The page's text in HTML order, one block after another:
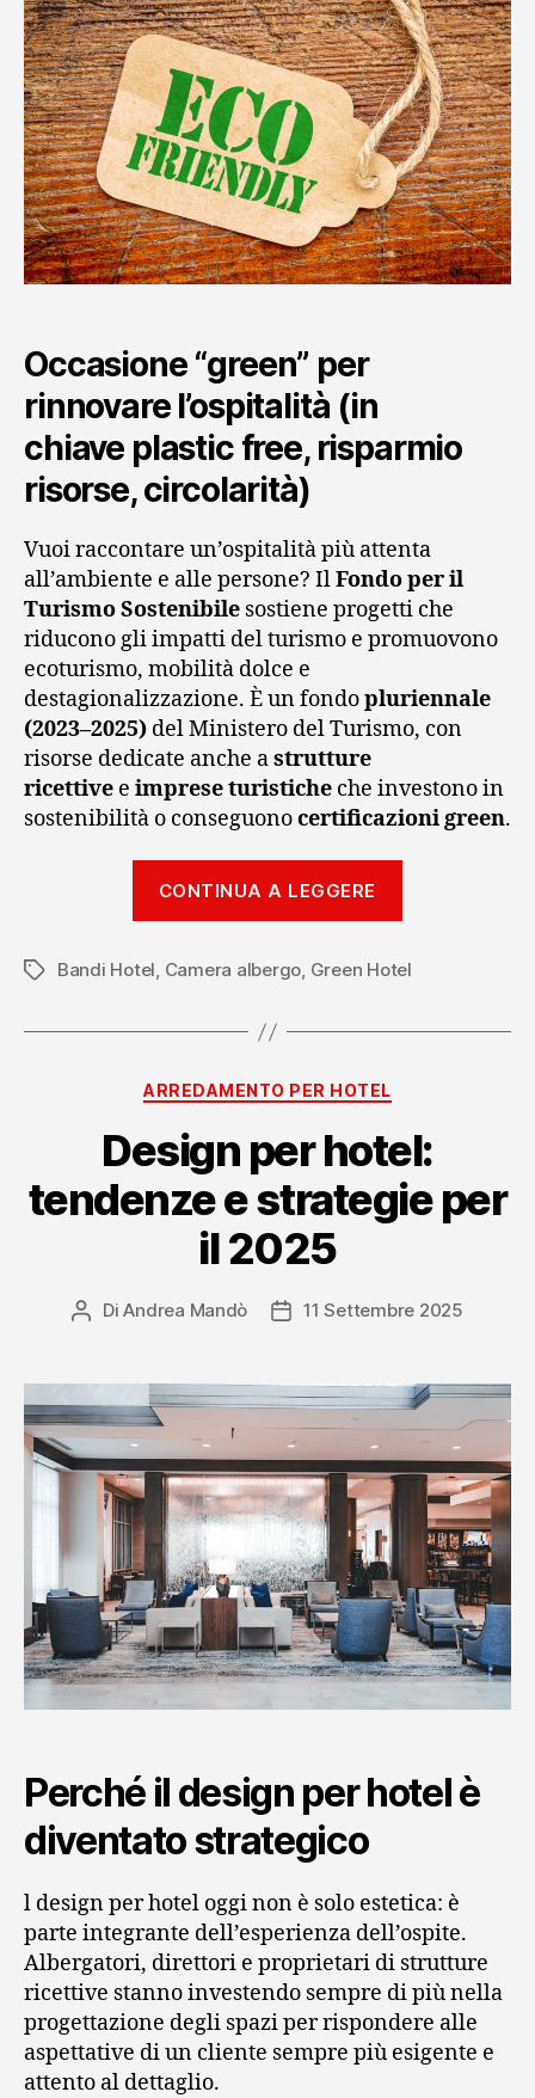
Occasione “green” per
rinnovare l’ospitalità (in
chiave plastic free, risparmio
risorse, circolarità)
Vuoi raccontare un’ospitalità più attenta
all’ambiente e alle persone? IlFondo per il
Turismo Sostenibile sostiene progetti che
riducono gli impatti del turismo e promuovono
ecoturismo, mobilità dolce e
destagionalizzazione. È un fondopluriennale
(2023–2025) del Ministero del Turismo, con
risorse dedicate anche astrutture
ricettive e imprese turistiche che investono in
sostenibilità o conseguonocertificazioni green.
CONTINUA A LEGGERE
rinnova
in
Tag Bandi Hotel, Camera albergo, Green Hotel
Categorie
ARREDAMENTO PER HOTEL
Design per hotel:
tendenze e strategie per
il 2025
Autore
DiAndrea Mandò
Data11 Settembre 2025
Perché il design per hotel è
diventato strategico
l design per hotel oggi non è solo estetica: è
parte integrante dell’esperienza dell’ospite.
Albergatori, direttori e proprietari di strutture
ricettive stanno investendo sempre di più nella
progettazione degli spazi per rispondere alle
aspettative di un cliente sempre più esigente e
attento al dettaglio.